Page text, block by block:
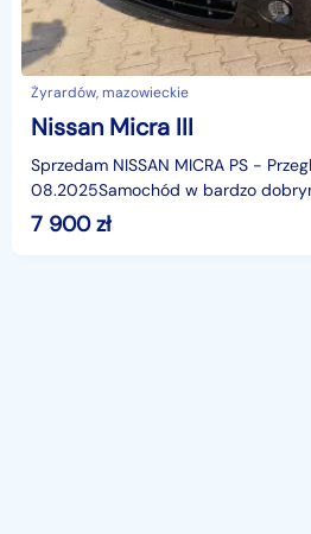
Żyrardów, mazowieckie
Nissan Micra III
Sprzedam NISSAN MICRA PS -
08.2025Samochód w bardzo
mechanicznym.więcej zdjęć ,film
7 900zł